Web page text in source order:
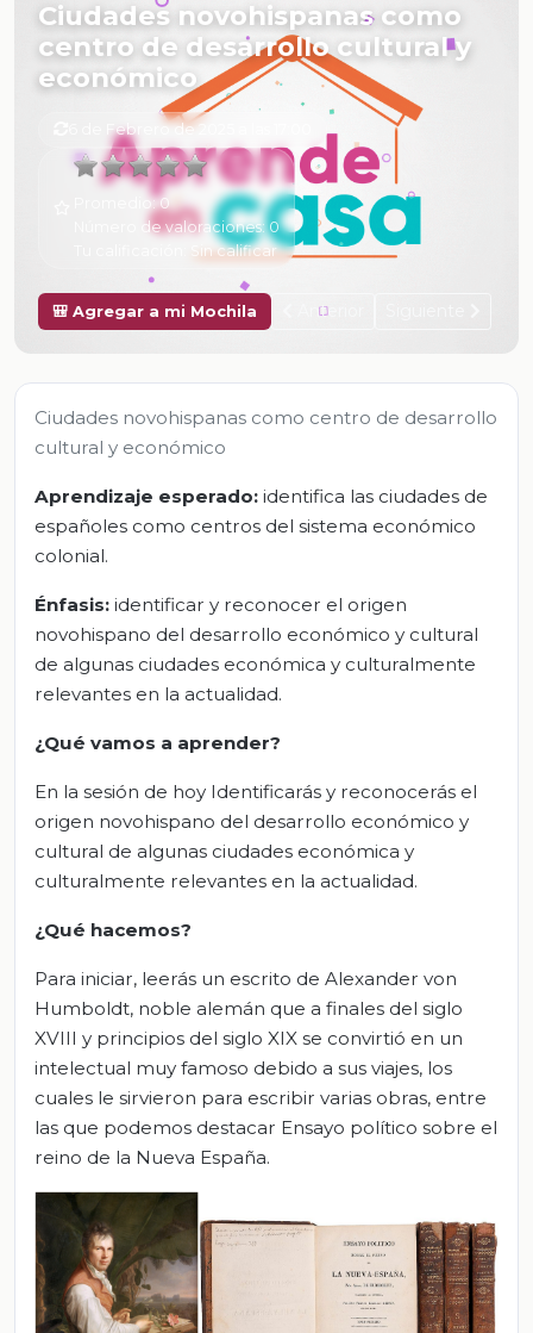
Ciudades novohispanas como
centro de desarrollo cultural y
económico
6 de Febrero de 2025 a las 17:00
Promedio:0
Número de valoraciones:0
Sin calificar
🎒 Agregar a mi Mochila Anterior
Ciudades novohispanas como centro de desarrollo
cultural y económico
Aprendizaje esperado: identifica las ciudades de
españoles como centros del sistema económico
colonial.
Énfasis: identificar y reconocer el origen
novohispano del desarrollo económico y cultural
de algunas ciudades económica y culturalmente
relevantes en la actualidad.
¿Qué vamos a aprender?
En la sesión de hoy Identificarás y reconocerás el
origen novohispano del desarrollo económico y
cultural de algunas ciudades económica y
culturalmente relevantes en la actualidad.
¿Qué hacemos?
Para iniciar, leerás un escrito de Alexander von
Humboldt, noble alemán que a finales del siglo
XVIII y principios del siglo XIX se convirtió en un
intelectual muy famoso debido a sus viajes, los
cuales le sirvieron para escribir varias obras, entre
las que podemos destacar Ensayo político sobre el
reino de la Nueva España.